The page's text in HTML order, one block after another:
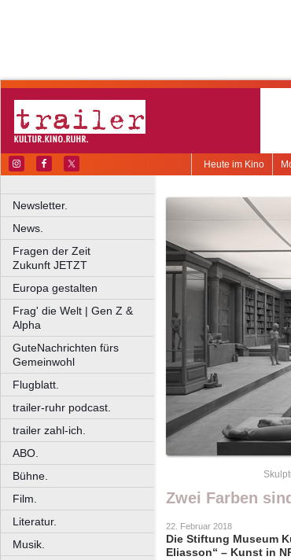
Heute im Kino
Newsletter.
News.
Fragen der Zeit
Zukunft JETZT
Europa gestalten
Frag' die Welt | Gen Z &
Alpha
GuteNachrichten fürs
Gemeinwohl
Flugblatt.
trailer-ruhr podcast.
trailer zahl-ich.
ABO.
Bühne.
Film.
Literatur.
Musik.
Zwei Farben
22. Februar 2018
Die Stiftung Museum
Eliasson“ – Kunst in